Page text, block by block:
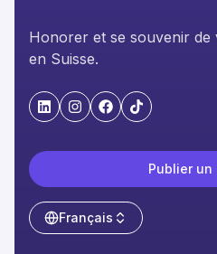
Honorer et se souvenir de
en Suisse.
"LinkedIn"
"Instagram"
"Facebook"
"TikTok"
Publier un
Français